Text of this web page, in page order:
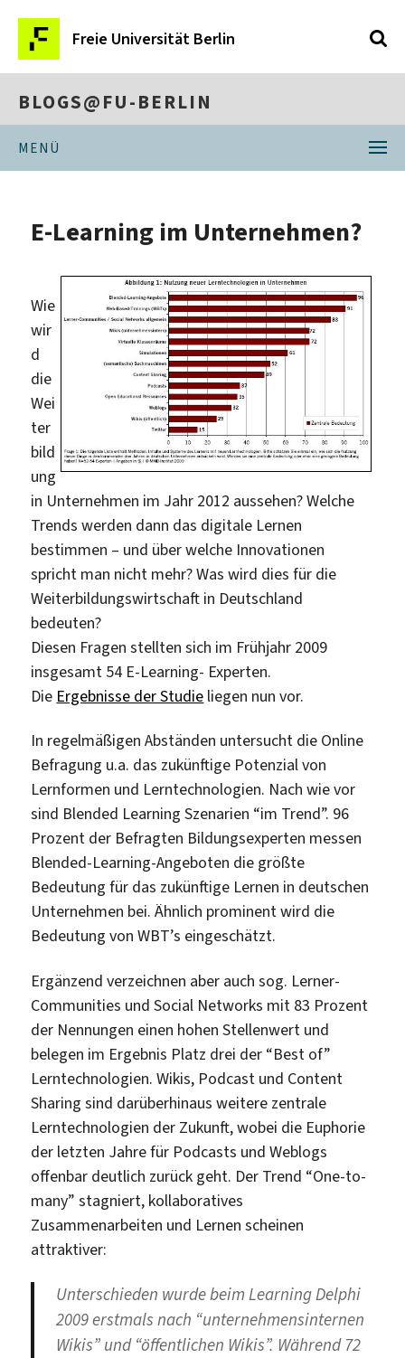
Freie Universität Berlin
BLOGS@FU-BERLIN
MENÜ
E-Learning im Unternehmen?
Wie
wir
d
die
Wei
ter
bild
ung
in Unternehmen im Jahr 2012 aussehen? Welche
Trends werden dann das digitale Lernen
bestimmen – und über welche Innovationen
spricht man nicht mehr? Was wird dies für die
Weiterbildungswirtschaft in Deutschland
bedeuten?
Diesen Fragen stellten sich im Frühjahr 2009
insgesamt 54 E-Learning- Experten.
Die Ergebnisse der Studie liegen nun vor.
In regelmäßigen Abständen untersucht die Online
Befragung u.a. das zukünftige Potenzial von
Lernformen und Lerntechnologien. Nach wie vor
sind Blended Learning Szenarien “im Trend”. 96
Prozent der Befragten Bildungsexperten messen
Blended-Learning-Angeboten die größte
Bedeutung für das zukünftige Lernen in deutschen
Unternehmen bei. Ähnlich prominent wird die
Bedeutung von WBT’s eingeschätzt.
Ergänzend verzeichnen aber auch sog. Lerner-
Communities und Social Networks mit 83 Prozent
der Nennungen einen hohen Stellenwert und
belegen im Ergebnis Platz drei der “Best of”
Lerntechnologien. Wikis, Podcast und Content
Sharing sind darüberhinaus weitere zentrale
Lerntechnologien der Zukunft, wobei die Euphorie
der letzten Jahre für Podcasts und Weblogs
offenbar deutlich zurück geht. Der Trend “One-to-
many” stagniert, kollaboratives
Zusammenarbeiten und Lernen scheinen
attraktiver:
Unterschieden wurde beim Learning Delphi
2009 erstmals nach “unternehmensinternen
Wikis” und “öffentlichen Wikis”. Während 72